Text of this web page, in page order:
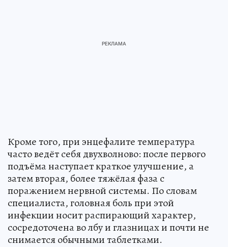
Кроме того, при энцефалите температура
часто ведёт себя двухволново: после первого
подъёма наступает краткое улучшение, а
затем вторая, более тяжёлая фаза с
поражением нервной системы. По словам
специалиста, головная боль при этой
инфекции носит распирающий характер,
сосредоточена во лбу и глазницах и почти не
снимается обычными таблетками.